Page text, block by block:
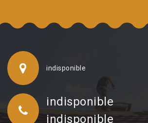
indisponible
indisponible
indisponible